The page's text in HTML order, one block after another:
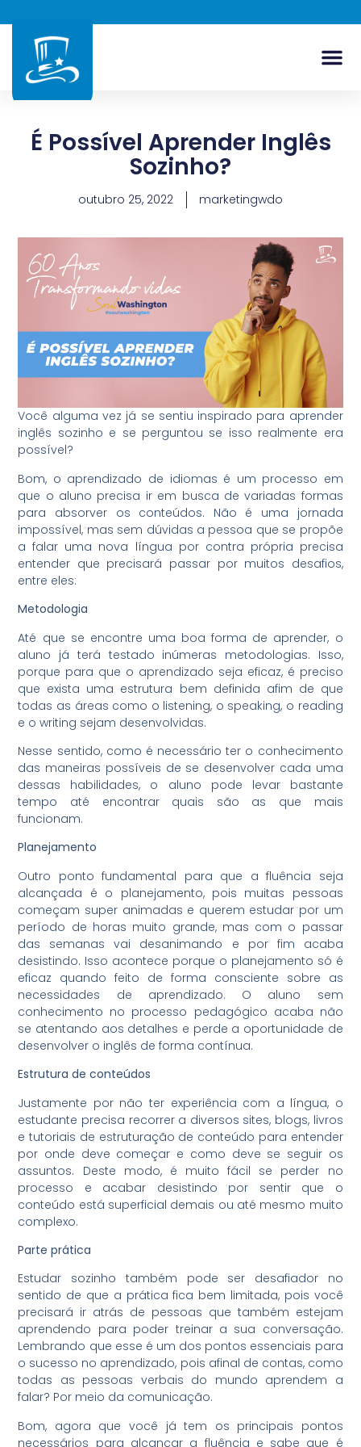
É Possível Aprender Inglês
Sozinho?
outubro 25, 2022 marketingwdo
Você alguma vez já se sentiu inspirado para aprender
inglês sozinho e se perguntou se isso realmente era
possível?
Bom, o aprendizado de idiomas é um processo em
que o aluno precisa ir em busca de variadas formas
para absorver os conteúdos. Não é uma jornada
impossível, mas sem dúvidas a pessoa que se propõe
a falar uma nova língua por contra própria precisa
entender que precisará passar por muitos desafios,
entre eles:
Metodologia
Até que se encontre uma boa forma de aprender, o
aluno já terá testado inúmeras metodologias. Isso,
porque para que o aprendizado seja eficaz, é preciso
que exista uma estrutura bem definida afim de que
todas as áreas como o listening, o speaking, o reading
e o writing sejam desenvolvidas.
Nesse sentido, como é necessário ter o conhecimento
das maneiras possíveis de se desenvolver cada uma
dessas habilidades, o aluno pode levar bastante
tempo até encontrar quais são as que mais
funcionam.
Planejamento
Outro ponto fundamental para que a fluência seja
alcançada é o planejamento, pois muitas pessoas
começam super animadas e querem estudar por um
período de horas muito grande, mas com o passar
das semanas vai desanimando e por fim acaba
desistindo. Isso acontece porque o planejamento só é
eficaz quando feito de forma consciente sobre as
necessidades de aprendizado. O aluno sem
conhecimento no processo pedagógico acaba não
se atentando aos detalhes e perde a oportunidade de
desenvolver o inglês de forma contínua.
Estrutura de conteúdos
Justamente por não ter experiência com a língua, o
estudante precisa recorrer a diversos sites, blogs, livros
e tutoriais de estruturação de conteúdo para entender
por onde deve começar e como deve se seguir os
assuntos. Deste modo, é muito fácil se perder no
processo e acabar desistindo por sentir que o
conteúdo está superficial demais ou até mesmo muito
complexo.
Parte prática
Estudar sozinho também pode ser desafiador no
sentido de que a prática fica bem limitada, pois você
precisará ir atrás de pessoas que também estejam
aprendendo para poder treinar a sua conversação.
Lembrando que esse é um dos pontos essenciais para
o sucesso no aprendizado, pois afinal de contas, como
todas as pessoas verbais do mundo aprendem a
falar? Por meio da comunicação.
Bom, agora que você já tem os principais pontos
necessários para alcançar a fluência e sabe que é